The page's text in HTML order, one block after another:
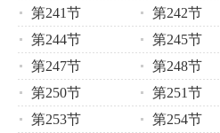
第241节
第242节
第244节
第245节
第247节
第248节
第250节
第251节
第253节
第254节